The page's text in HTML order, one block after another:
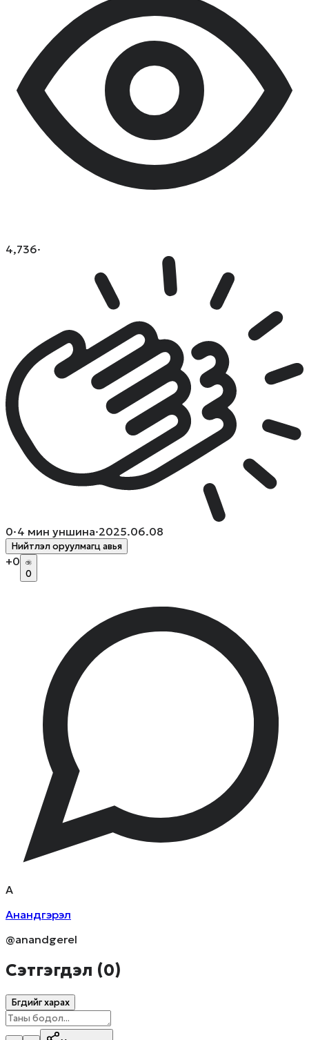
4,736·
0·4 мин уншина·2025.06.08
Нийтлэл оруулмагц авья
+0
0
А
Анандгэрэл
@anandgerel
Сэтгэгдэл (0)
Бүгдийг харах